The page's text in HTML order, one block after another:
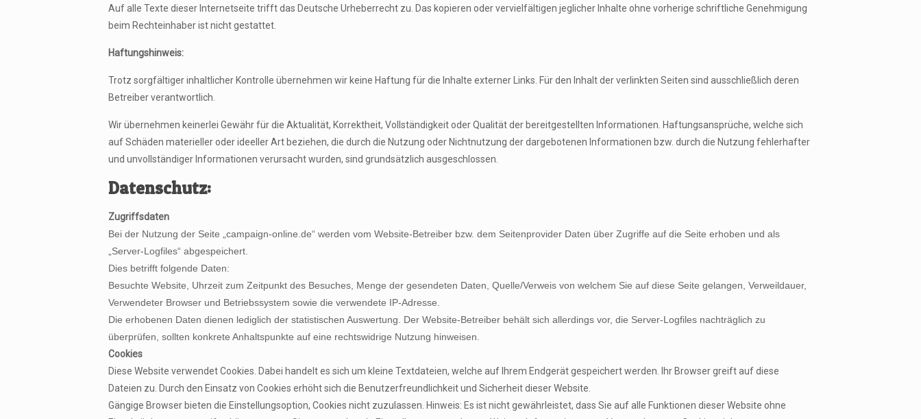
Auf alle Texte dieser Internetseite trifft das Deutsche Urheberrecht zu. Das kopieren oder vervielfältigen jeglicher Inhalte ohne vorherige schriftliche Genehmigung
beim Rechteinhaber ist nicht gestattet.
Haftungshinweis:
Trotz sorgfältiger inhaltlicher Kontrolle übernehmen wir keine Haftung für die Inhalte externer Links. Für den Inhalt der verlinkten Seiten sind ausschließlich deren
Betreiber verantwortlich.
Wir übernehmen keinerlei Gewähr für die Aktualität, Korrektheit, Vollständigkeit oder Qualität der bereitgestellten Informationen. Haftungsansprüche, welche sich
auf Schäden materieller oder ideeller Art beziehen, die durch die Nutzung oder Nichtnutzung der dargebotenen Informationen bzw. durch die Nutzung fehlerhafter
und unvollständiger Informationen verursacht wurden, sind grundsätzlich ausgeschlossen.
Datenschutz:
Zugriffsdaten
Bei der Nutzung der Seite „campaign-online.de“ werden vom Website-Betreiber bzw. dem Seitenprovider Daten über Zugriffe auf die Seite erhoben und als
„Server-Logfiles“ abgespeichert.
Dies betrifft folgende Daten:
Besuchte Website, Uhrzeit zum Zeitpunkt des Besuches, Menge der gesendeten Daten, Quelle/Verweis von welchem Sie auf diese Seite gelangen, Verweildauer,
Verwendeter Browser und Betriebssystem sowie die verwendete IP-Adresse.
Die erhobenen Daten dienen lediglich der statistischen Auswertung. Der Website-Betreiber behält sich allerdings vor, die Server-Logfiles nachträglich zu
überprüfen, sollten konkrete Anhaltspunkte auf eine rechtswidrige Nutzung hinweisen.
Cookies
Diese Website verwendet Cookies. Dabei handelt es sich um kleine Textdateien, welche auf Ihrem Endgerät gespeichert werden. Ihr Browser greift auf diese
Dateien zu. Durch den Einsatz von Cookies erhöht sich die Benutzerfreundlichkeit und Sicherheit dieser Website.
Gängige Browser bieten die Einstellungsoption, Cookies nicht zuzulassen. Hinweis: Es ist nicht gewährleistet, dass Sie auf alle Funktionen dieser Website ohne